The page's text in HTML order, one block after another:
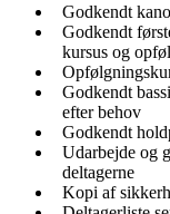
Godkendt
Godkendt
kursus og
Godkendt
efter behov
Godkendt
Udarbejde og
deltagerne
Kopi af